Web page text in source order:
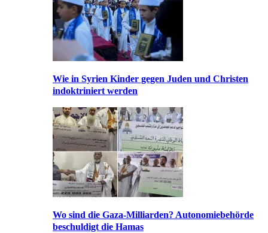
Wie in Syrien Kinder gegen Juden und Christen
indoktriniert werden
Wo sind die Gaza-Milliarden? Autonomiebehörde
beschuldigt die Hamas